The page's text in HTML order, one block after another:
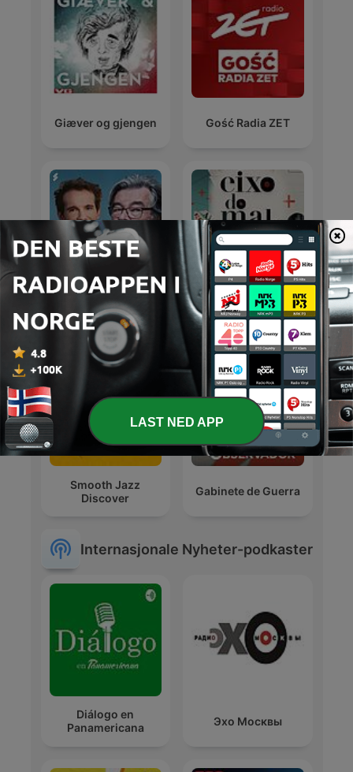
Giæver og gjengen Gość Radia ZET
Maarten van
Rossem & Tom
Jessen
Eixo do Mal
Smooth Jazz
Discover
Gabinete de Guerra
Internasjonale Nyheter-podkaster
Diálogo en
Panamericana
Эхо Москвы
LAST NED APP